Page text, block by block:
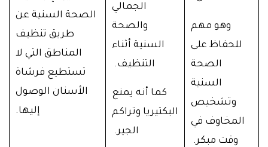
وهو مهم
للحفاظ على
الصحة
السنية
وتشخيص
المخاوف في
وقت مبكر.
الجمالي
والصحة
السنية أثناء
التنظيف.
كما أنه يمنع
البكتيريا وتراكم
الجير.
الصحة السنية عن
طريق تنظيف
المناطق التي لا
تستطيع فرشاة
الأسنان الوصول
إليها.